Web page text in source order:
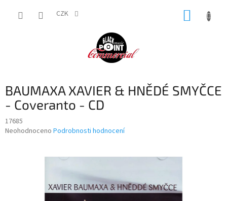
CZK
BAUMAXA XAVIER & HNĚDÉ SMYČCE
- Coveranto - CD
17685
Průměrné
Neohodnoceno Podrobnosti hodnocení